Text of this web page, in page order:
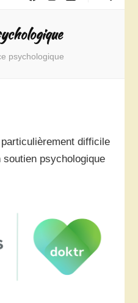
psychologique
difficile
soutien psychologique